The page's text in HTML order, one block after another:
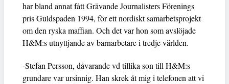
har bland annat fått Grävande Journalisters Förenings
pris Guldspaden 1994, för ett nordiskt samarbetsprojekt
om den ryska maffian. Och det var hon som avslöjade
H&M:s utnyttjande av barnarbetare i tredje världen.
-Stefan Persson, dåvarande vd tillika son till H&M:s
grundare var ursinnig. Han skrek åt mig i telefonen att vi